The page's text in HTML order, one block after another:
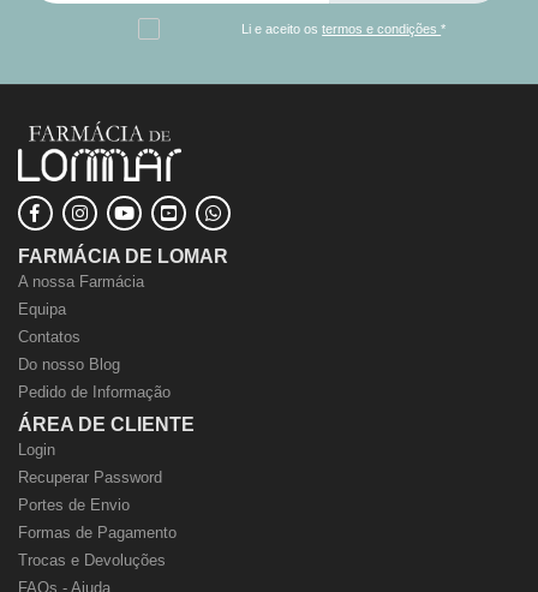
Li e aceito ostermos e condições*
FARMÁCIA DE LOMAR
A nossa Farmácia
Equipa
Contatos
Do nosso Blog
Pedido de Informação
ÁREA DE CLIENTE
Login
Recuperar Password
Portes de Envio
Formas de Pagamento
Trocas e Devoluções
FAQs - Ajuda